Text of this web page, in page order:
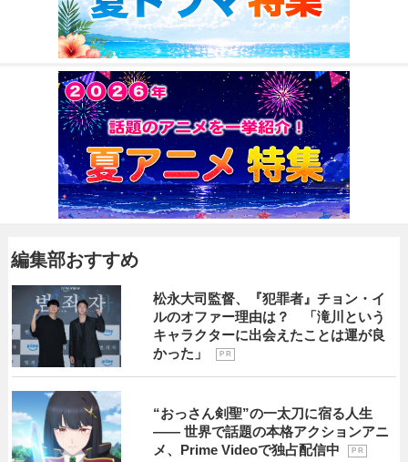
編集部おすすめ
松永大司監督、『犯罪者』チョン・イ
ルのオファー理由は？ 「滝川という
キャラクターに出会えたことは運が良
かった」
P R
“おっさん剣聖”の一太刀に宿る人生
―― 世界で話題の本格アクションアニ
メ、Prime Videoで独占配信中
P R